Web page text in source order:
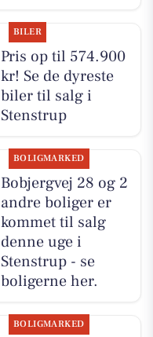
BILER
Pris op til 574.900
kr! Se de dyreste
biler til salg i
Stenstrup
BOLIGMARKED
Bobjergvej 28 og 2
andre boliger er
kommet til salg
denne uge i
Stenstrup - se
boligerne her.
BOLIGMARKED